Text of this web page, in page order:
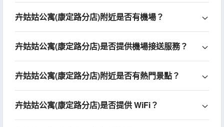
卉姑姑公寓(康定路分店)附近是否有機場？
卉姑姑公寓(康定路分店)是否提供機場接送服務？
卉姑姑公寓(康定路分店)附近是否有熱門景點？
卉姑姑公寓(康定路分店)是否提供 WiFi？